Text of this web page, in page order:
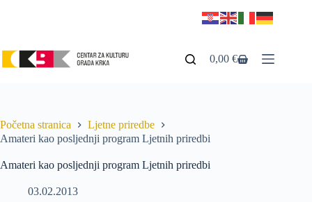
0,00€
Početna stranica
Ljetne priredbe
Amateri kao posljednji program Ljetnih priredbi
Amateri kao posljednji program Ljetnih priredbi
03.02.2013